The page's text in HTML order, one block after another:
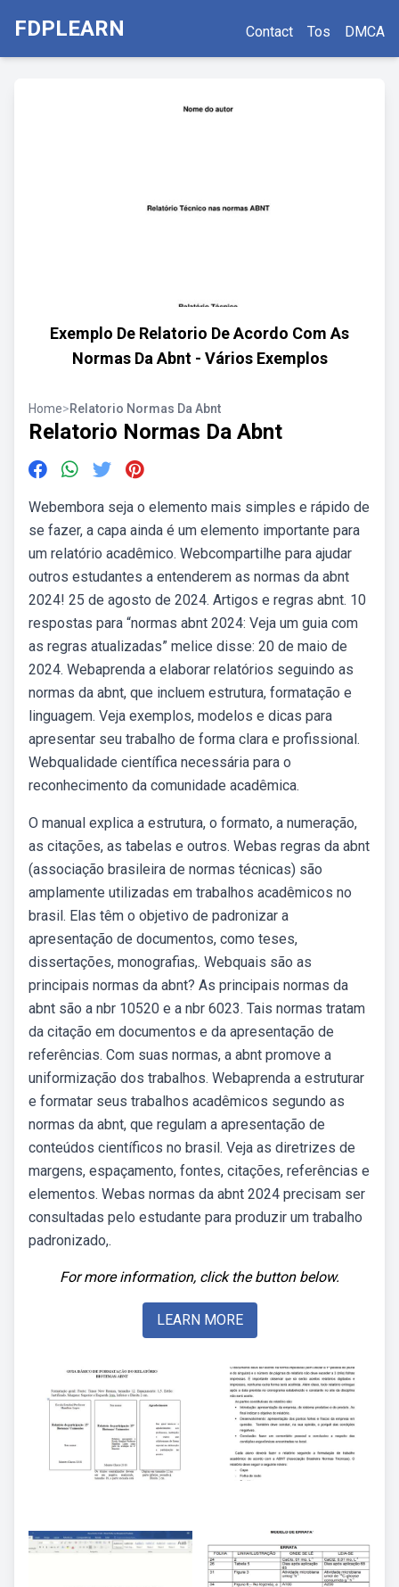
FDPLEARN Contact Tos DMCA
Exemplo De Relatorio De Acordo Com As
Normas Da Abnt - Vários Exemplos
Home>Relatorio Normas Da Abnt
Relatorio Normas Da Abnt
Webembora seja o elemento mais simples e rápido de
se fazer, a capa ainda é um elemento importante para
um relatório acadêmico. Webcompartilhe para ajudar
outros estudantes a entenderem as normas da abnt
2024! 25 de agosto de 2024. Artigos e regras abnt. 10
respostas para “normas abnt 2024: Veja um guia com
as regras atualizadas” melice disse: 20 de maio de
2024. Webaprenda a elaborar relatórios seguindo as
normas da abnt, que incluem estrutura, formatação e
linguagem. Veja exemplos, modelos e dicas para
apresentar seu trabalho de forma clara e profissional.
Webqualidade científica necessária para o
reconhecimento da comunidade acadêmica.
O manual explica a estrutura, o formato, a numeração,
as citações, as tabelas e outros. Webas regras da abnt
(associação brasileira de normas técnicas) são
amplamente utilizadas em trabalhos acadêmicos no
brasil. Elas têm o objetivo de padronizar a
apresentação de documentos, como teses,
dissertações, monografias,. Webquais são as
principais normas da abnt? As principais normas da
abnt são a nbr 10520 e a nbr 6023. Tais normas tratam
da citação em documentos e da apresentação de
referências. Com suas normas, a abnt promove a
uniformização dos trabalhos. Webaprenda a estruturar
e formatar seus trabalhos acadêmicos segundo as
normas da abnt, que regulam a apresentação de
conteúdos científicos no brasil. Veja as diretrizes de
margens, espaçamento, fontes, citações, referências e
elementos. Webas normas da abnt 2024 precisam ser
consultadas pelo estudante para produzir um trabalho
padronizado,.
For more information, click the button below.
LEARN MORE